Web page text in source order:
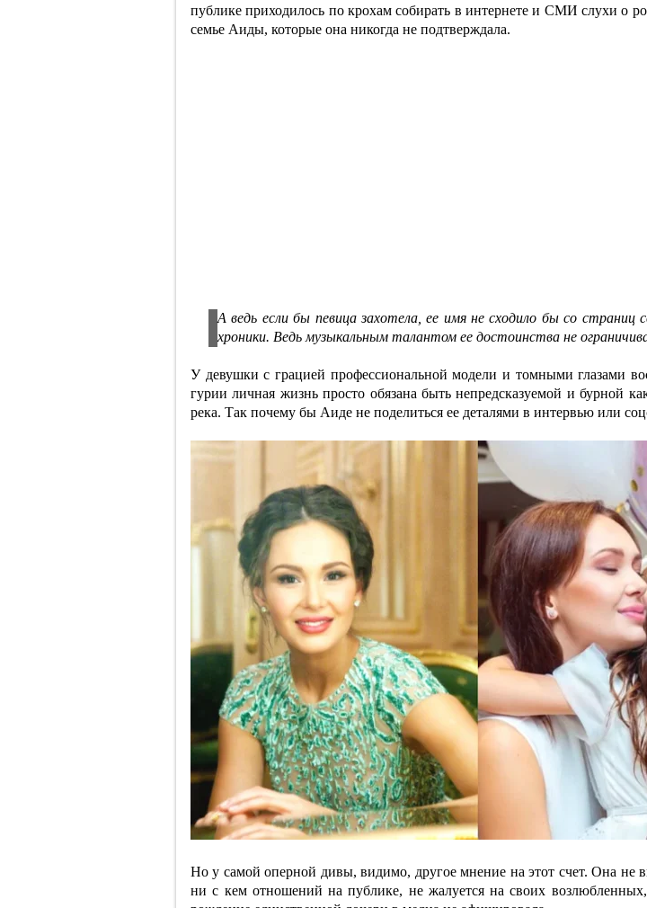
публике приходилось по крохам собирать в интернете и СМИ слухи о
семье Аиды, которые она никогда не подтверждала.
А ведь если бы певица захотела, ее имя не сходило бы со страниц
хроники. Ведь музыкальным талантом ее достоинства не
У девушки с грацией профессиональной модели и томными глазами
гурии личная жизнь просто обязана быть непредсказуемой и бурной
река. Так почему бы Аиде не поделиться ее деталями в интервью или
Но у самой оперной дивы, видимо, другое мнение на этот счет. Она не
ни с кем отношений на публике, не жалуется на своих